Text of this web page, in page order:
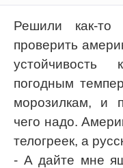
Решили как-то
проверить
устойчивость
погодным
морозилкам, и
чего надо.
телогреек, а
- А дайте мне